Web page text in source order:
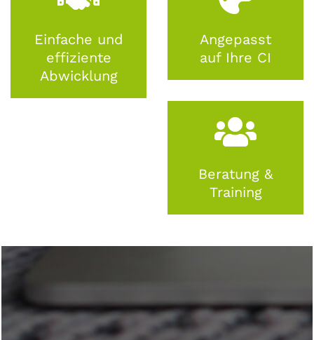
Einfache und
effiziente
Abwicklung
Angepasst
auf Ihre CI
Beratung &
Training